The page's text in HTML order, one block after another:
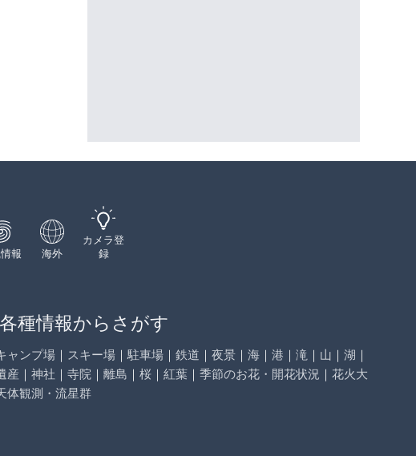
報 海外
カメラ登
録
種情報からさがす
ャンプ場 ｜ スキー場 ｜ 駐車場 ｜ 鉄道 ｜ 夜景 ｜ 海 ｜ 港 ｜ 滝 ｜ 山 ｜ 湖 ｜
産 ｜ 神社 ｜ 寺院 ｜ 離島 ｜ 桜 ｜ 紅葉 ｜ 季節のお花・開花状況 ｜ 花火大
体観測・流星群